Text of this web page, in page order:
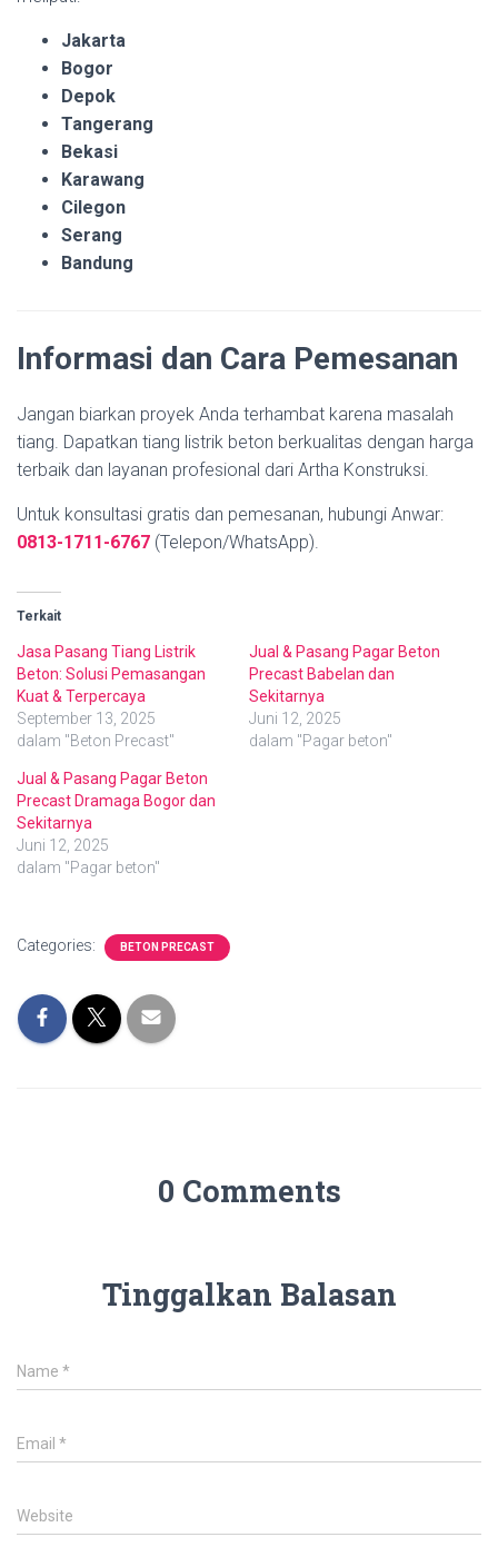
Jakarta
Bogor
Depok
Tangerang
Bekasi
Karawang
Cilegon
Serang
Bandung
Informasi dan Cara Pemesanan
Jangan biarkan proyek Anda terhambat karena masalah
tiang. Dapatkan tiang listrik beton berkualitas dengan harga
terbaik dan layanan profesional dari Artha Konstruksi.
Untuk konsultasi gratis dan pemesanan, hubungi Anwar:
0813-1711-6767 (Telepon/WhatsApp).
Terkait
Jasa Pasang Tiang Listrik
Beton: Solusi Pemasangan
Kuat & Terpercaya
September 13, 2025
dalam "Beton Precast"
Jual & Pasang Pagar Beton
Precast Babelan dan
Sekitarnya
Juni 12, 2025
dalam "Pagar beton"
Jual & Pasang Pagar Beton
Precast Dramaga Bogor dan
Sekitarnya
Juni 12, 2025
dalam "Pagar beton"
Categories: BETON PRECAST
0 Comments
Tinggalkan Balasan
Name *
Email *
Website